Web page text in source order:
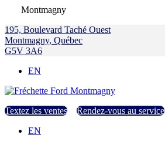
Montmagny
195, Boulevard Taché Ouest
Montmagny, Québec
G5V 3A6
EN
Textez les ventes
Rendez-vous au service
EN